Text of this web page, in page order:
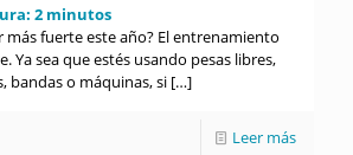
2 minutos
más fuerte este año? El entrenamiento
Ya sea que estés usando pesas libres,
bandas o máquinas, si […]
Leer más